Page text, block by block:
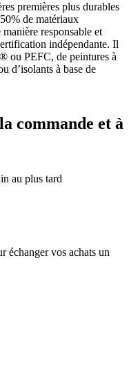
premières plus durables
de matériaux
responsable et
indépendante. Il
ou PEFC, de peintures à
d’isolants à base de
commande et à
au plus tard
échanger vos achats un